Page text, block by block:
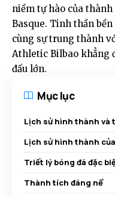
niềm tự hào của
Basque. Tinh thần
cùng sự trung thành
Athletic Bilbao khẳng
đấu lớn.
Mục lục
Lịch sử hình thành và
Lịch sử hình thành
Triết lý bóng đá đặc
Thành tích đáng nể